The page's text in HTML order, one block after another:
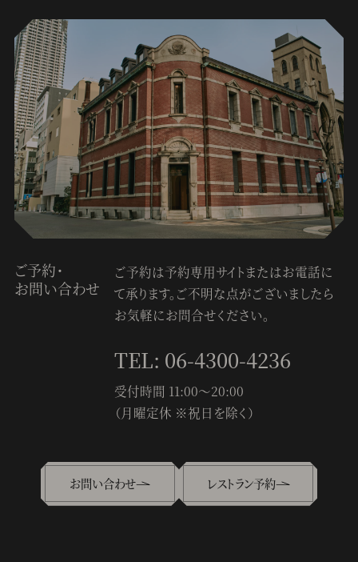
ご予約・
お問い合わせ
ご予約は予約専用サイトまたはお電話に
て承ります。 ご不明な点がございましたら
お気軽にお問合せください。
TEL: 06-4300-4236
受付時間 11:00〜20:00
（月曜定休 ※祝日を除く）
お問い合わせ レストラン予約